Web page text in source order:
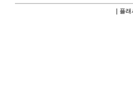
플래